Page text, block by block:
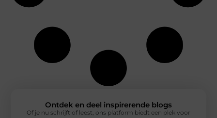
Ontdek en deel inspirerende blogs
Of je nu schrijft of leest, ons platform biedt een plek voor